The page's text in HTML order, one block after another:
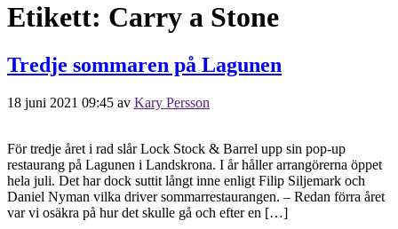
Etikett: Carry a Stone
Tredje sommaren på Lagunen
18 juni 2021 09:45 av Kary Persson
För tredje året i rad slår Lock Stock & Barrel upp sin pop-up
restaurang på Lagunen i Landskrona. I år håller arrangörerna öppet
hela juli. Det har dock suttit långt inne enligt Filip Siljemark och
Daniel Nyman vilka driver sommarrestaurangen. – Redan förra året
var vi osäkra på hur det skulle gå och efter en […]